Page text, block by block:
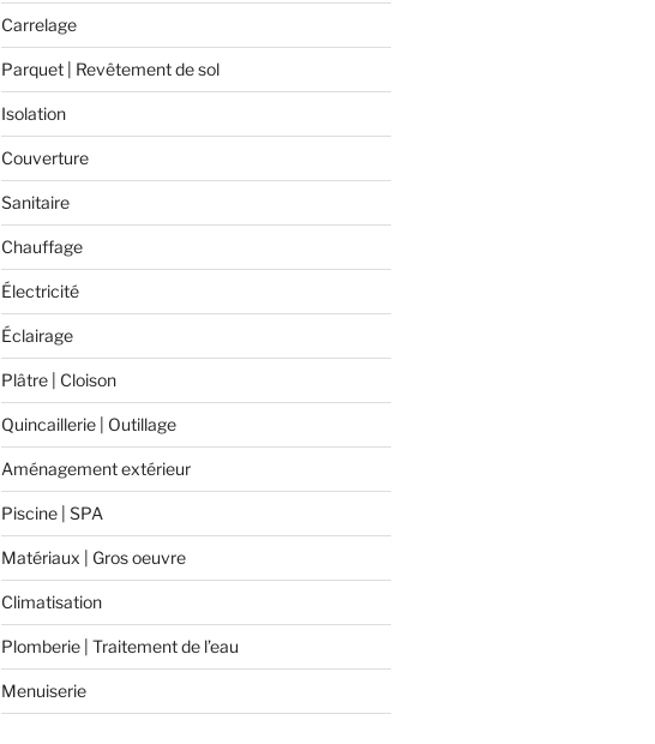
Carrelage
Parquet | Revêtement de sol
Isolation
Couverture
Sanitaire
Chauffage
Électricité
Éclairage
Plâtre | Cloison
Quincaillerie | Outillage
Aménagement extérieur
Piscine | SPA
Matériaux | Gros oeuvre
Climatisation
Plomberie | Traitement de l’eau
Menuiserie